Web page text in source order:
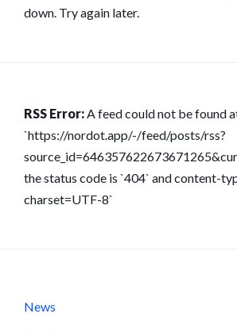
down. Try again later.
RSS Error:A feed could not be found
`https://nordot.app/-/feed/posts/rss?
the status code is `404` and content-
charset=UTF-8`
News